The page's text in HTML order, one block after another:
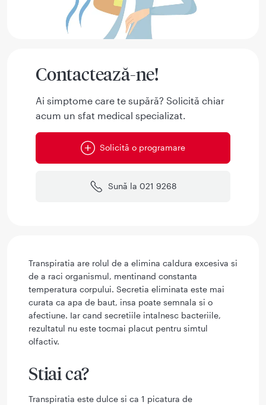
Contactează-ne!
Ai simptome care te supără? Solicită chiar
acum un sfat medical specializat.
Solicită o programare
Sună la 021 9268
Transpiratia are rolul de a elimina caldura excesiva si
de a raci organismul, mentinand constanta
temperatura corpului. Secretia eliminata este mai
curata ca apa de baut, insa poate semnala si o
afectiune. Iar cand secretiile intalnesc bacteriile,
rezultatul nu este tocmai placut pentru simtul
olfactiv.
Stiai ca?
Transpiratia este dulce si ca 1 picatura de